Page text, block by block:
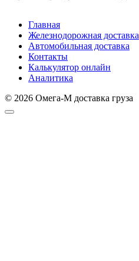
Главная
Железнодорожная доставка
Автомобильная доставка
Контакты
Калькулятор онлайн
Аналитика
© 2026 Омега-М доставка груза